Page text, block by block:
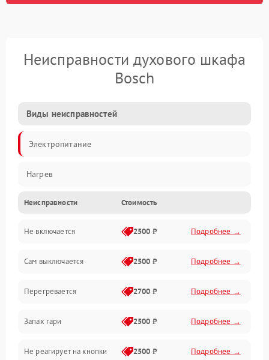
Неисправности духового шкафа
Bosch
Виды неисправностей
Электропитание
Нагрев
Неисправности Стоимость
Не включается 2500 ₽ Подробнее →
Сам выключается 2500 ₽ Подробнее →
Перегревается 2700 ₽ Подробнее →
Запах гари 2500 ₽ Подробнее →
Не реагирует на кнопки 2500 ₽ Подробнее →